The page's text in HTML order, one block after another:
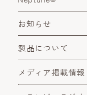
お知らせ
製品について
メディア掲載情報